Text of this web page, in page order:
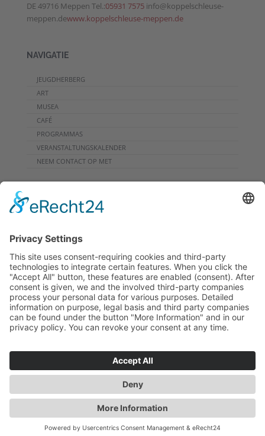
DE 49716 Meppen Tel.:05931 7575info@koppelschleuse-
meppen.dewww.koppelschleuse-meppen.de
NAVIGATIE
JEUGDHERBERG
ART
MUSEA
CAFÉ
PROGRAMMAS
VERANSTALTUNGSKALENDER
NEEM CONTACT OP MET
PROGRAMMHEFT
NIEUWSBRIEF
RONDREIS
ARCHIEF
INFO
GEGEVENSBESCHERMING
NEEM CONTACT OP MET
© auteursrecht 2024 | Cultureel Netwerk Koppelschleuse
Meppen